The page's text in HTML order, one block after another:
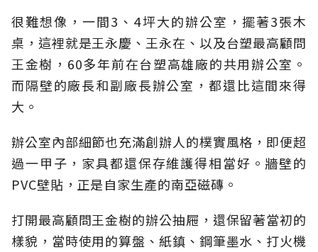
很難想像，一間3、4坪大的辦公室，擺著3張木
桌，這裡就是王永慶、王永在、以及台塑最高顧問
王金樹，60多年前在台塑高雄廠的共用辦公室。
而隔壁的廠長和副廠長辦公室，都還比這間來得
大。
辦公室內部細節也充滿創辦人的樸實風格，即便超
過一甲子，家具都還保存維護得相當好。牆壁的
PVC壁貼，正是自家生產的南亞磁磚。
打開最高顧問王金樹的辦公抽屜，還保留著當初的
樣貌，當時使用的算盤、紙鎮、鋼筆墨水、打火機